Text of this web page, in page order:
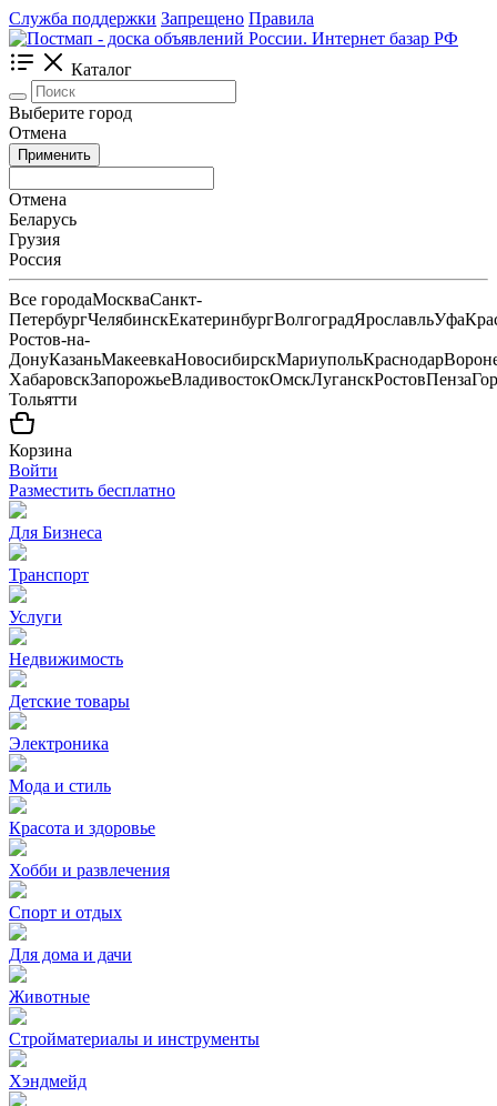
Служба поддержки Запрещено Правила
Каталог
Выберите город
Отмена
Применить
Отмена
Беларусь
Грузия
Россия
Все городаМоскваСанкт-
ПетербургЧелябинскЕкатеринбургВолгоградЯрославльУфа
Ростов-на-
ДонуКазаньМакеевкаНовосибирскМариупольКраснодар
ХабаровскЗапорожьеВладивостокОмскЛуганскРостовПенза
Тольятти
Корзина
Войти
Разместить бесплатно
Для Бизнеса
Транспорт
Услуги
Недвижимость
Детские товары
Электроника
Мода и стиль
Красота и здоровье
Хобби и развлечения
Спорт и отдых
Для дома и дачи
Животные
Стройматериалы и инструменты
Хэндмейд